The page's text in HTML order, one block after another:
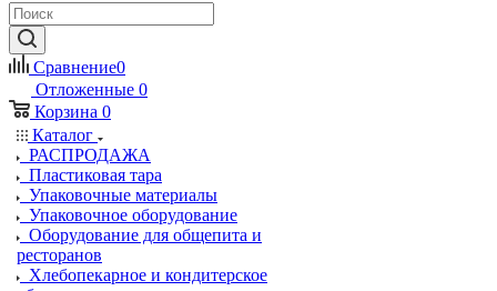
Сравнение0
Отложенные 0
Корзина 0
Каталог
РАСПРОДАЖА
Пластиковая тара
Упаковочные материалы
Упаковочное оборудование
Оборудование для общепита и
ресторанов
Хлебопекарное и кондитерское